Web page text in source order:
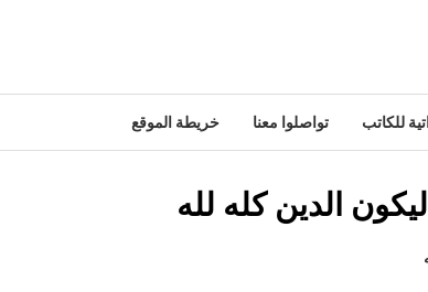
للكاتب تواصلوا معنا خريطة الموقع
الدين كله لله